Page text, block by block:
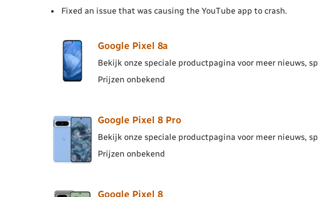
Fixed an issue that was causing the YouTube app to crash.
Google Pixel 8a
Bekijk onze speciale productpagina voor meer nieuws,
Prijzen onbekend
Google Pixel 8 Pro
Bekijk onze speciale productpagina voor meer nieuws,
Prijzen onbekend
Google Pixel 8